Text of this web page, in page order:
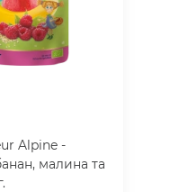
Alpine -
малина та